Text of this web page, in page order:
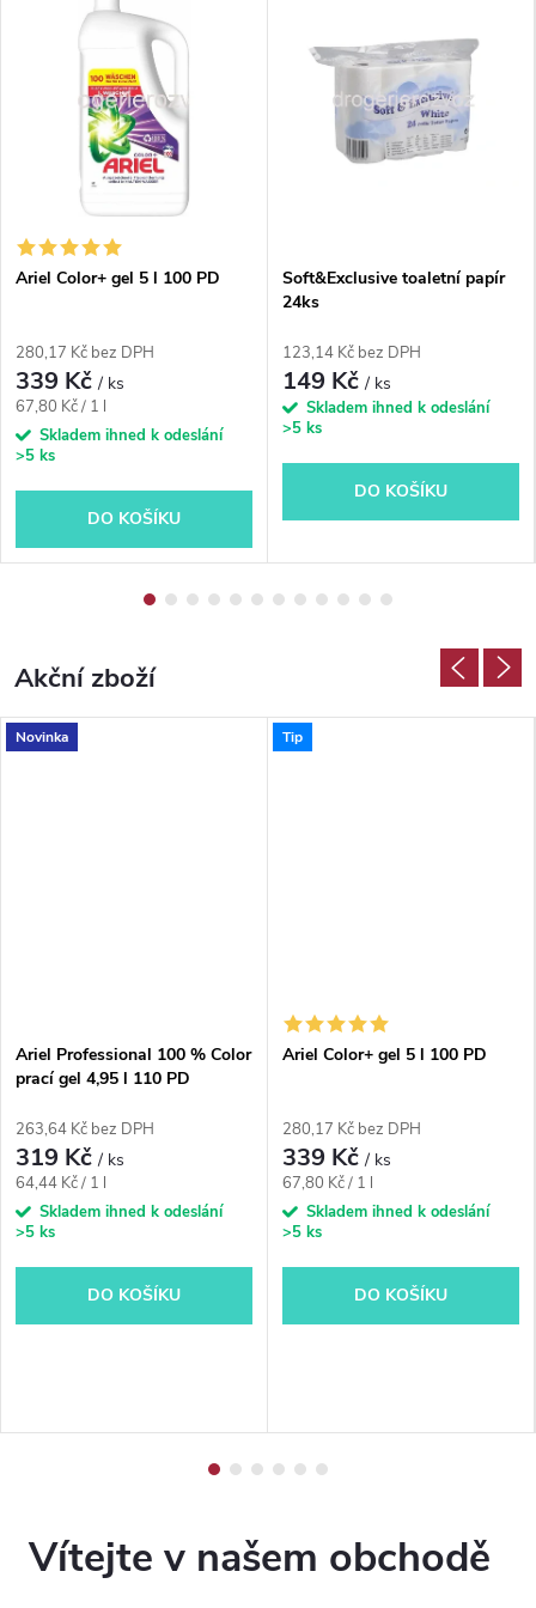
m
o
b
c
h
d
Ariel Color+ gel 5 l 100 PD
280,17 Kč bez DPH
339 Kč/ ks
Měrná
cena:
67,80 Kč / 1 l
Skladem ihned k odeslání
>5 ks
DO KOŠÍKU
Soft&Exclusive toaletní papír
24ks
123,14 Kč bez DPH
149 Kč/ ks
Skladem ihned k odeslání
>5 ks
DO KOŠÍKU
Akční zboží
Novinka
Ariel Professional 100 % Color
prací gel 4,95 l 110 PD
263,64 Kč bez DPH
319 Kč/ ks
Měrná
cena:
64,44 Kč / 1 l
Skladem ihned k odeslání
>5 ks
DO KOŠÍKU
Tip
Ariel Color+ gel 5 l 100 PD
280,17 Kč bez DPH
339 Kč/ ks
Měrná
cena:
67,80 Kč / 1 l
Skladem ihned k odeslání
>5 ks
DO KOŠÍKU
Vítejte v našem obchodě